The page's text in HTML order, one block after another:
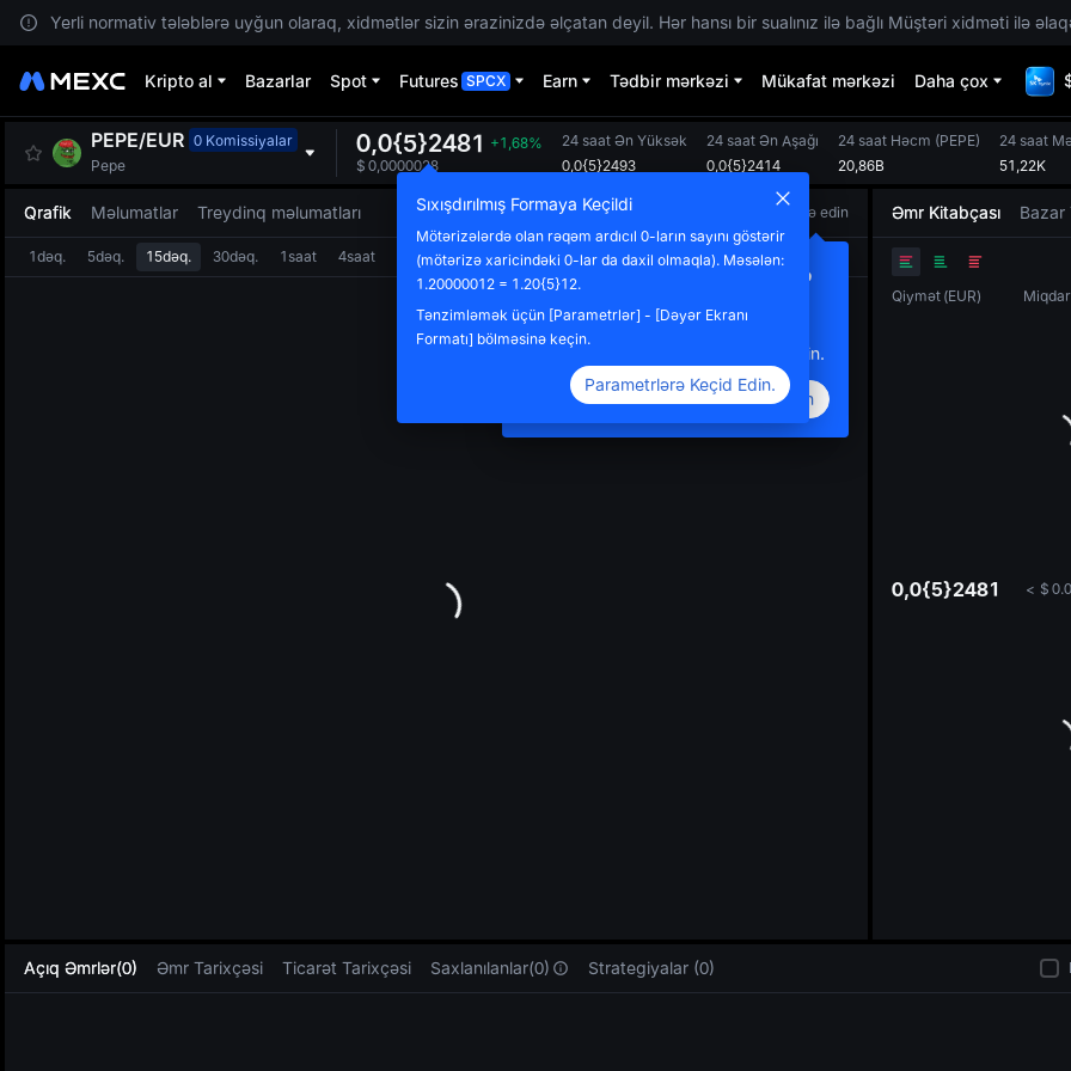
Yerli normativ tələblərə uyğun olaraq, xidmətlər sizin ərazinizdə əlçatan deyil. Hər hansı bir sualınız ilə bağlı Müştəri xidməti ilə
Kripto al Bazarlar Spot Futures SPCX Earn Tədbir mərkəzi Mükafat mərkəzi Daha çox
PEPE/EUR 0 Komissiyalar
Pepe
0,0{5}2481 +1,68%
$ 0,0000028
24 saat Ən Yüksək
0,0{5}2493
24 saat Ən Aşağı
0,0{5}2414
24 saat Həcm (PEPE)
20,86B
24 saat
51,22K
Qrafik Məlumatlar Treydinq məlumatları Müqayisə edin
Yeni Müqayisə Funksiyası Əlavə
Edildi
Çoxsaylı tokenlər arasındakı trendləri
müqayisə etmək üçün buraya klikləyin.
Təsdiqləyin
1dəq. 5dəq. 15dəq. 30dəq. 1saat 4saat 1gün Orijinal TradingView Dərinlik
Əmr Kitabçası Bazar
Qiymət (EUR) Miqdar
0,0{5}2481 < $
Açıq Əmrlər(0) Əmr Tarixçəsi Ticarət Tarixçəsi Saxlanılanlar(0) Strategiyalar (0)
Sıxışdırılmış Formaya Keçildi
Mötərizələrdə olan rəqəm ardıcıl 0-ların sayını göstərir
(mötərizə xaricindəki 0-lar da daxil olmaqla). Məsələn:
1.20000012 = 1.20{5}12.
Tənzimləmək üçün [Parametrlər] - [Dəyər Ekranı
Formatı] bölməsinə keçin.
Parametrlərə Keçid Edin.